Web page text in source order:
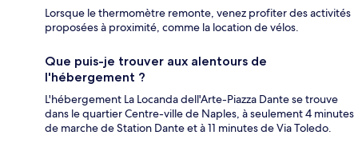
Lorsque le thermomètre remonte, venez profiter des activités
proposées à proximité, comme la location de vélos.
Que puis-je trouver aux alentours de
l'hébergement ?
L'hébergement La Locanda dell'Arte-Piazza Dante se trouve
dans le quartier Centre-ville de Naples, à seulement 4 minutes
de marche de Station Dante et à 11 minutes de Via Toledo.